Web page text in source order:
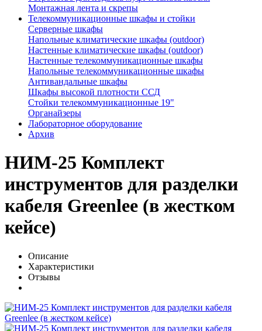
Монтажная лента и скрепы
Телекоммуникационные шкафы и стойки
Серверные шкафы
Напольные климатические шкафы (outdoor)
Настенные климатические шкафы (outdoor)
Настенные телекоммуникационные шкафы
Напольные телекоммуникационные шкафы
Антивандальные шкафы
Шкафы высокой плотности ССД
Стойки телекоммуникационные 19"
Органайзеры
Лабораторное оборудование
Архив
НИМ-25 Комплект
инструментов для разделки
кабеля Greenlee (в жестком
кейсе)
Описание
Характеристики
Отзывы